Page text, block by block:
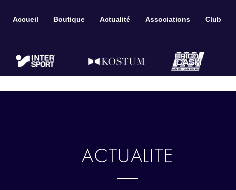
Accueil Boutique Actualité Associations Club
ACTUALITE